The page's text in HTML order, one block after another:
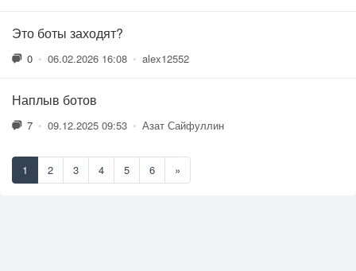
Это боты заходят?
0 • 06.02.2026 16:08 • alex12552
Наплыв ботов
7 • 09.12.2025 09:53 • Азат Сайфуллин
1 2 3 4 5 6 »